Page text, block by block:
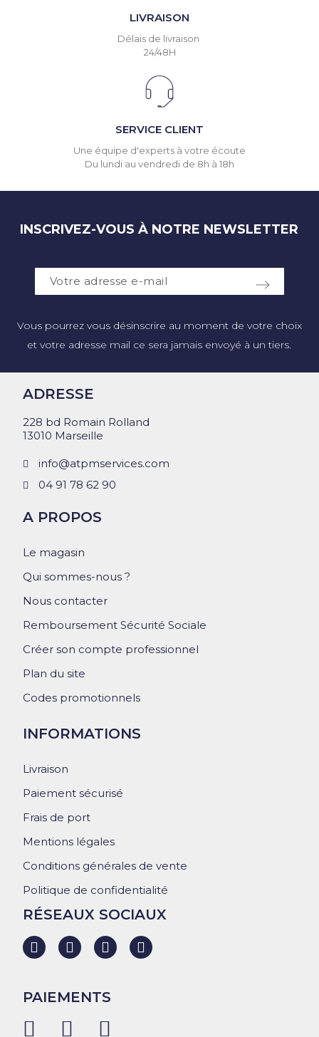
LIVRAISON
Délais de livraison
24/48H
SERVICE CLIENT
Une équipe d'experts à votre écoute
Du lundi au vendredi de 8h à 18h
INSCRIVEZ-VOUS À NOTRE NEWSLETTER
Vous pourrez vous désinscrire au moment de votre choix
et votre adresse mail ce sera jamais envoyé à un tiers.
ADRESSE
228 bd Romain Rolland
13010 Marseille
info@atpmservices.com
04 91 78 62 90
A PROPOS
Le magasin
Qui sommes-nous ?
Nous contacter
Remboursement Sécurité Sociale
Créer son compte professionnel
Plan du site
Codes promotionnels
INFORMATIONS
Livraison
Paiement sécurisé
Frais de port
Mentions légales
Conditions générales de vente
Politique de confidentialité
RÉSEAUX SOCIAUX
PAIEMENTS